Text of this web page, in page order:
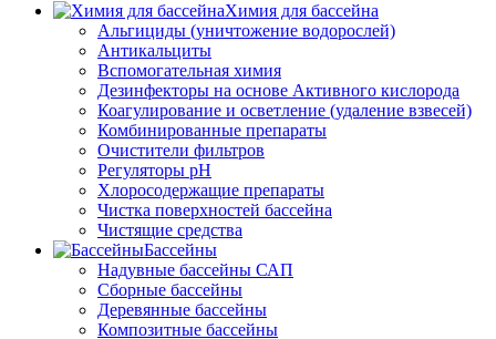
Химия для бассейна
Альгициды (уничтожение водорослей)
Антикальциты
Вспомогательная химия
Дезинфекторы на основе Активного кислорода
Коагулирование и осветление (удаление взвесей)
Комбинированные препараты
Очистители фильтров
Регуляторы pH
Хлоросодержащие препараты
Чистка поверхностей бассейна
Чистящие средства
Бассейны
Надувные бассейны САП
Сборные бассейны
Деревянные бассейны
Композитные бассейны